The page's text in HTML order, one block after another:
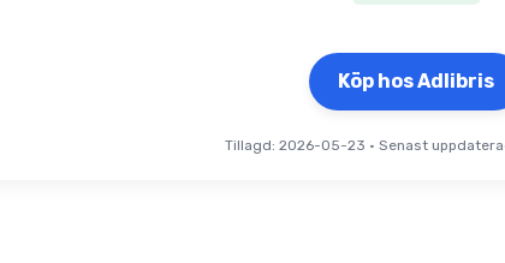
Köp hos Adlibris
Tillagd: 2026-05-23 • Senast